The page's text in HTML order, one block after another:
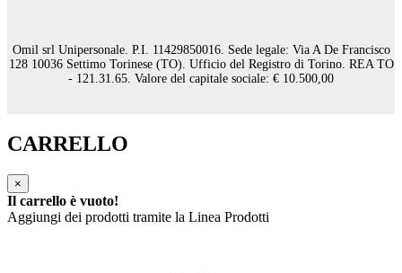
Omil srl Unipersonale. P.I. 11429850016. Sede legale: Via A De Francisco
128 10036 Settimo Torinese (TO). Ufficio del Registro di Torino. REA TO
- 121.31.65. Valore del capitale sociale: € 10.500,00
CARRELLO
×
Il carrello è vuoto!
Aggiungi dei prodotti tramite la Linea Prodotti